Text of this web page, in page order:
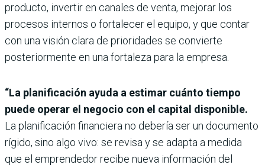
producto, invertir en canales de venta, mejorar los
procesos internos o fortalecer el equipo, y que contar
con una visión clara de prioridades se convierte
posteriormente en una fortaleza para la empresa.
“La planificación ayuda a estimar cuánto tiempo
puede operar el negocio con el capital disponible.
La planificación financiera no debería ser un documento
rígido, sino algo vivo: se revisa y se adapta a medida
que el emprendedor recibe nueva información del